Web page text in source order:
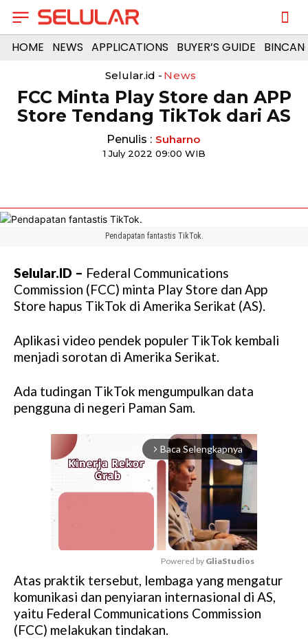
HOME NEWS APPLICATIONS BUYER’S GUIDE
Selular.id - News
FCC Minta Play Store dan APP
Store Tendang TikTok dari AS
Penulis : Suharno
1 July 2022 09:00 WIB
Pendapatan fantastis TikTok.
Selular.ID – Federal Communications
Commission (FCC) minta Play Store dan App
Store hapus TikTok di Amerika Serikat (AS).
Aplikasi video pendek populer TikTok kembali
menjadi sorotan di Amerika Serikat.
Ada tudingan TikTok mengumpulkan data
pengguna di negeri Paman Sam.
arrow_forward_ios Baca Selengkapnya
M
u
t
Powered by GliaStudios
Atas praktik tersebut, lembaga yang mengatur
komunikasi dan penyiaran internasional di AS,
yaitu Federal Communications Commission
(FCC) melakukan tindakan.